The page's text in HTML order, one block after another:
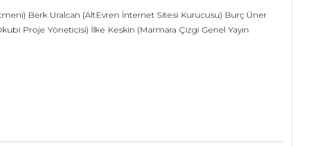
Berk Uralcan (AltEvren İnternet Sitesi Kurucusu) Burç Üner
Proje Yöneticisi) İlke Keskin (Marmara Çizgi Genel Yayın